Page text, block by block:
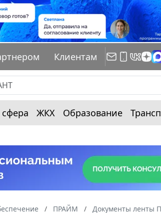
Клиентам
ЖКХ Образование
ПРАЙМ Документы ленты